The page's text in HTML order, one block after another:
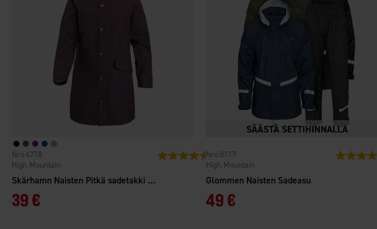
Skärhamn Naisten Pitkä sadetakki WP
High Mountain
6778
39 €
Arvio: 4.6 5:sta tähdestä
Glommen Naisten Sadeasu
High Mountain
8717
49 €
Arvio: